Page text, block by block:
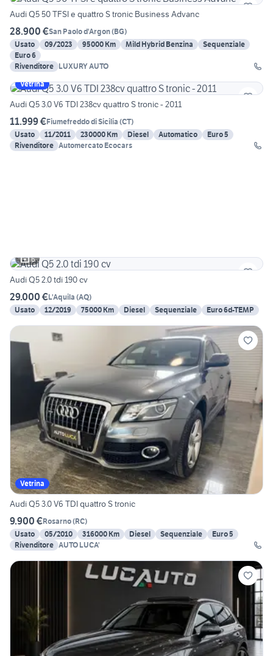
Audi Q5 50 TFSI e quattro S tronic Business Advanc
28.900 €San Paolo d'Argon(BG)
Usato
09/2023 95000 Km Mild Hybrid Benzina
Sequenziale
Euro 6
Rivenditore LUXURY AUTO
Vetrina
Audi Q5 3.0 V6 TDI 238cv quattro S tronic - 2011
11.999 €Fiumefreddo di Sicilia (CT)
Usato
11/2011 230000 Km Diesel Automatico
Euro 5
Rivenditore Automercato Ecocars
6
Audi Q5 2.0 tdi 190 cv
29.000 €L'Aquila (AQ)
Usato
12/2019 75000 Km Diesel Sequenziale Euro 6d-TEMP
Vetrina
Audi Q5 3.0 V6 TDI quattro S tronic
9.900 €Rosarno(RC)
Usato
05/2010 316000 Km Diesel Sequenziale
Euro 5
Rivenditore AUTO LUCA'